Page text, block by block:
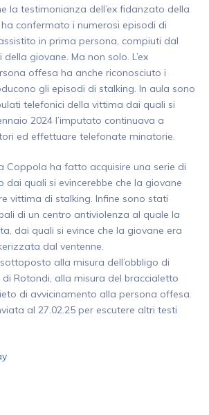
la testimonianza dell’ex fidanzato della
confermato i numerosi episodi di
in prima persona, compiuti dal
giovane. Ma non solo. L’ex
offesa ha anche riconosciuto i
gli episodi di stalking. In aula sono
telefonici della vittima dai quali si
2024 l’imputato continuava a
ed effettuare telefonate minatorie.
Coppola ha fatto acquisire una serie di
quali si evincerebbe che la giovane
vittima di stalking. Infine sono stati
di un centro antiviolenza al quale la
dai quali si evince che la giovane era
dal ventenne.
alla misura dell’obbligo di
Rotondi, alla misura del braccialetto
di avvicinamento alla persona offesa.
al 27.02.25 per escutere altri testi